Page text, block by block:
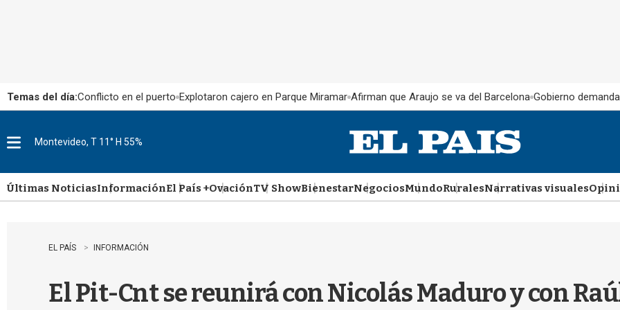
Temas del día:Conflicto en el puerto Explotaron cajero en Parque Miramar Afirman que Araujo se va del Barcelona Gobierno
u
Montevideo, T 11° H 55%
Últimas NoticiasInformaciónEl País +OvaciónTV ShowBienestarNegociosMundoRuralesNarrativas visuales
EL PAÍS INFORMACIÓN
El Pit-Cnt se reunirá con Nicolás Maduro y con